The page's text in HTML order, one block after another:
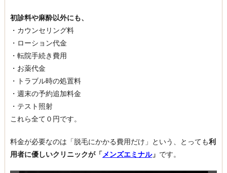
初診料や麻酔以外にも、
・カウンセリング料
・ローション代金
・転院手続き費用
・お薬代金
・トラブル時の処置料
・週末の予約追加料金
・テスト照射
これら全て０円です。
料金が必要なのは「脱毛にかかる費用だけ」という、とっても利
用者に優しいクリニックが「 メンズエミナル」 です。